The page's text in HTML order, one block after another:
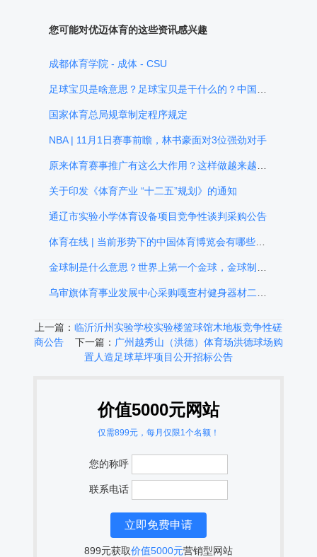
您可能对优迈体育的这些资讯感兴趣
成都体育学院 - 成体 - CSU
国家体育总局规章制定程序规定
NBA | 11月1日赛事前瞻，林书豪面对3位强劲对手
关于印发《体育产业 “十二五”规划》的通知
通辽市实验小学体育设备项目竞争性谈判采购公告
上一篇： 临沂沂州实验学校实验楼篮球馆木地板竞争性磋
商公告下一篇： 广州越秀山（洪德）体育场洪德球场购
置人造足球草坪项目公开招标公告
价值5000元网站
仅需899元，每月仅限1个名额！
您的称呼
联系电话
899元获取价值5000元营销型网站